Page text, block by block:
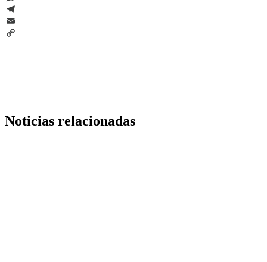
WhatsApp
Telegram
Email
Noticias relacionadas